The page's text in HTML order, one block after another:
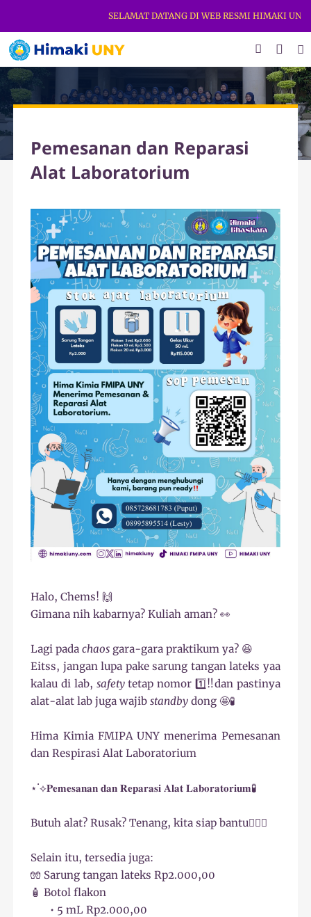
SELAMAT DATANG DI WEB RESMI HIMAKI UNY.
Pemesanan dan Reparasi
Alat Laboratorium
Halo, Chems! 🙌
Gimana nih kabarnya? Kuliah aman? 👀
Lagi padachaos gara-gara praktikum ya? 😆
Eitss, jangan lupa pake sarung tangan lateks yaa
kalau di lab, safetytetap nomor 1️⃣‼️dan pastinya
alat-alat lab juga wajibstandby dong 🤩🧪
Hima Kimia FMIPA UNY menerima Pemesanan
dan Respirasi Alat Laboratorium
⋆˙⟡𝐏𝐞𝐦𝐞𝐬𝐚𝐧𝐚𝐧 𝐝𝐚𝐧 𝐑𝐞𝐩𝐚𝐫𝐚𝐬𝐢 𝐀𝐥𝐚𝐭 𝐋𝐚𝐛𝐨𝐫𝐚𝐭𝐨𝐫𝐢𝐮𝐦🧪
Butuh alat? Rusak? Tenang, kita siap bantu🦸🏻‍♀️
Selain itu, tersedia juga:
🧤 Sarung tangan lateks Rp2.000,00
🧴 Botol flakon
• 5 mL Rp2.000,00